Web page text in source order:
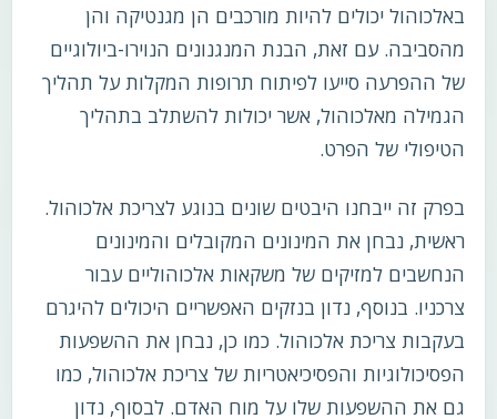
באלכוהול יכולים להיות מורכבים הן מגנטיקה והן
מהסביבה. עם זאת, הבנת המנגנונים הנוירו-ביולוגיים
של ההפרעה סייעו לפיתוח תרופות המקלות על תהליך
הגמילה מאלכוהול, אשר יכולות להשתלב בתהליך
הטיפולי של הפרט.
בפרק זה ייבחנו היבטים שונים בנוגע לצריכת אלכוהול.
ראשית, נבחן את המינונים המקובלים והמינונים
הנחשבים למזיקים של משקאות אלכוהוליים עבור
צרכניו. בנוסף, נדון בנזקים האפשריים היכולים להיגרם
בעקבות צריכת אלכוהול. כמו כן, נבחן את ההשפעות
הפסיכולוגיות והפסיכיאטריות של צריכת אלכוהול, כמו
גם את ההשפעות שלו על מוח האדם. לבסוף, נדון